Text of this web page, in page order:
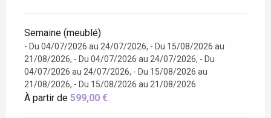
Semaine (meublé)
- Du 04/07/2026 au 24/07/2026, - Du 15/08/2026 au
21/08/2026, - Du 04/07/2026 au 24/07/2026, - Du
04/07/2026 au 24/07/2026, - Du 15/08/2026 au
21/08/2026, - Du 15/08/2026 au 21/08/2026
À partir de 599,00 €